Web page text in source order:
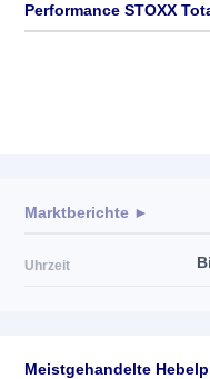
Performance STOXX
Marktberichte ►
Uhrzeit
Meistgehandelte